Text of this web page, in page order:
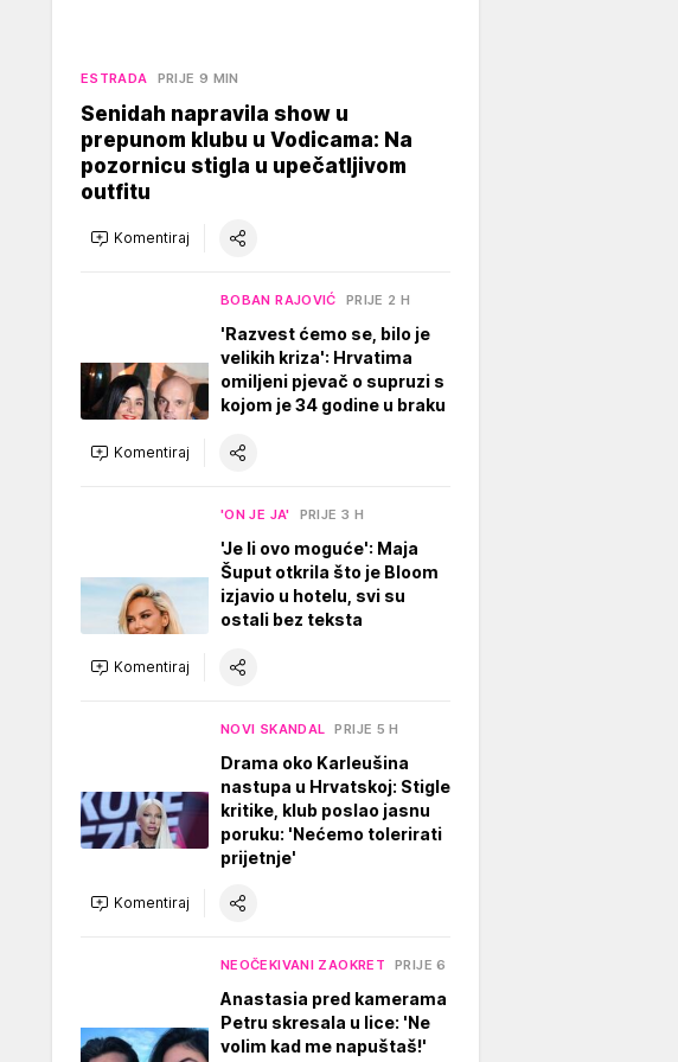
ESTRADA PRIJE 9 MIN
Senidah napravila show u
prepunom klubu u Vodicama: Na
pozornicu stigla u upečatljivom
outfitu
Komentiraj
BOBAN RAJOVIĆ PRIJE 2 H
'Razvest ćemo se, bilo je
velikih kriza': Hrvatima
omiljeni pjevač o supruzi s
kojom je 34 godine u braku
Komentiraj
'ON JE JA' PRIJE 3 H
'Je li ovo moguće': Maja
Šuput otkrila što je Bloom
izjavio u hotelu, svi su
ostali bez teksta
Komentiraj
NOVI SKANDAL PRIJE 5 H
Drama oko Karleušina
nastupa u Hrvatskoj: Stigle
kritike, klub poslao jasnu
poruku: 'Nećemo tolerirati
prijetnje'
Komentiraj
NEOČEKIVANI ZAOKRET PRIJE 6 H
Anastasia pred kamerama
Petru skresala u lice: 'Ne
volim kad me napuštaš!'